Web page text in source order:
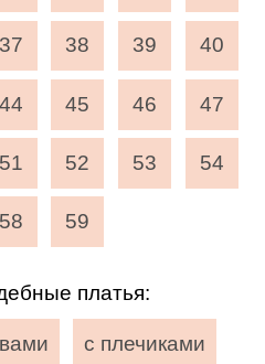
37 38 39 40
44 45 46 47
51 52 53 54
58 59
платья:
с плечиками